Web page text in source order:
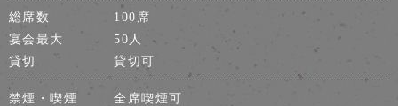
総席数
100席
宴会最大
50人
貸切
貸切可
禁煙・喫煙
全席喫煙可